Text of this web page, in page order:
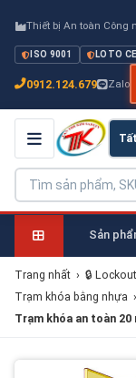
Thiết bị An toàn Công
ISO 9001 LOTO
0912.124.679 Zalo
Sản
Trang nhất › 🔒
Trạm khóa bằng nhựa ›
Trạm khóa an toàn 20